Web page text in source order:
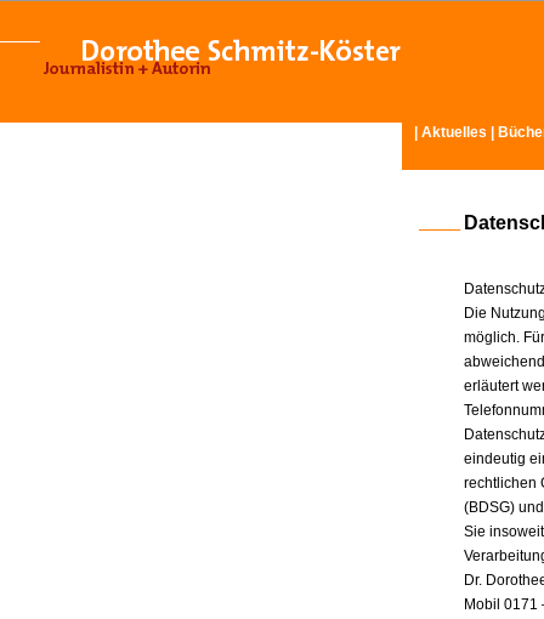
Aktuelles
Die
möglich.
erläutert
eindeutig
rechtlichen
(BDSG)
Sie
Dr.
Mobil 0171